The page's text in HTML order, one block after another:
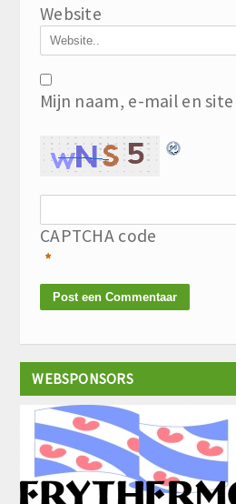
Website
Mijn naam, e-mail en
CAPTCHA code
*
WEBSPONSORS